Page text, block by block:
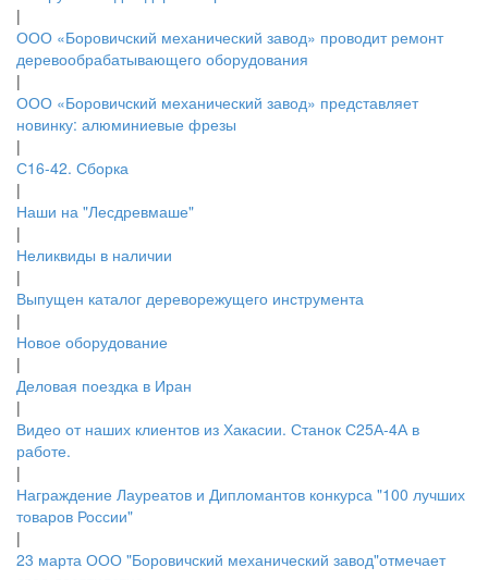
|
ООО «Боровичский механический завод» проводит ремонт
деревообрабатывающего оборудования
|
ООО «Боровичский механический завод» представляет
новинку: алюминиевые фрезы
|
С16-42. Сборка
|
Наши на "Лесдревмаше"
|
Неликвиды в наличии
|
Выпущен каталог дереворежущего инструмента
|
Новое оборудование
|
Деловая поездка в Иран
|
Видео от наших клиентов из Хакасии. Станок С25А-4А в
работе.
|
Награждение Лауреатов и Дипломантов конкурса "100 лучших
товаров России"
|
23 марта ООО "Боровичский механический завод"отмечает